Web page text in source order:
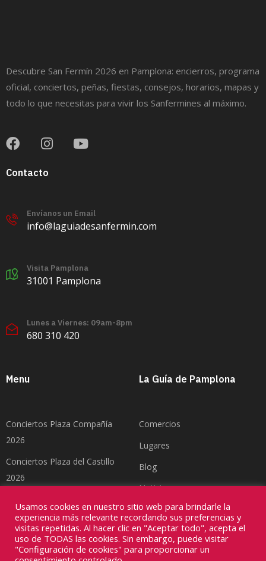
Descubre San Fermín 2026 en Pamplona: encierros, programa
oficial, conciertos, peñas, fiestas, consejos, horarios, mapas y
todo lo que necesitas para vivir los Sanfermines al máximo.
Contacto
Envíanos un Email
info@laguiadesanfermin.com
Visita Pamplona
31001 Pamplona
Lunes a Viernes: 09am-8pm
680 310 420
Menu
Conciertos Plaza Compañía
2026
Conciertos Plaza del Castillo
2026
La Guía de Pamplona
Comercios
Lugares
Blog
Noticias
Contacto
Usamos cookies en nuestro sitio web para brindarle la
experiencia más relevante recordando sus preferencias y
visitas repetidas. Al hacer clic en "Aceptar todo", acepta el
uso de TODAS las cookies. Sin embargo, puede visitar
"Configuración de cookies" para proporcionar un